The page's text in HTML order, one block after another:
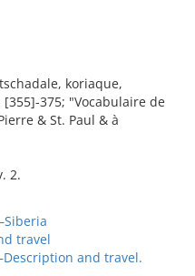
koriaque,
375; "Vocabulaire de
& St. Paul & à
2.
travel
and travel.